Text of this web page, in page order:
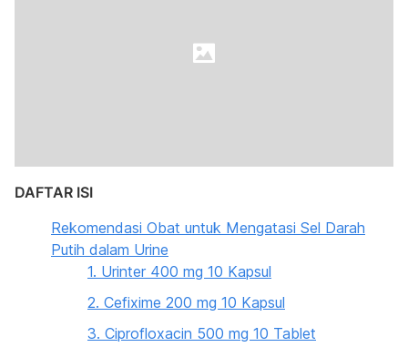
DAFTAR ISI
Rekomendasi Obat untuk Mengatasi Sel Darah
Putih dalam Urine
1. Urinter 400 mg 10 Kapsul
2. Cefixime 200 mg 10 Kapsul
3. Ciprofloxacin 500 mg 10 Tablet